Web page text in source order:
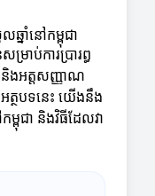
ឆ្នាំនៅកម្ពុជា
ាប់ការប្រារព្ធ
និងអត្តសញ្ញាណ
ត្ថបទនេះ យើងនឹង
ម្ពុជា និងវិធីដែលវា